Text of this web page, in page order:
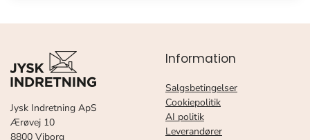
Jysk Indretning ApS
Ærøvej 10
8800 Viborg
Information
Salgsbetingelser
Cookiepolitik
AI politik
Leverandører